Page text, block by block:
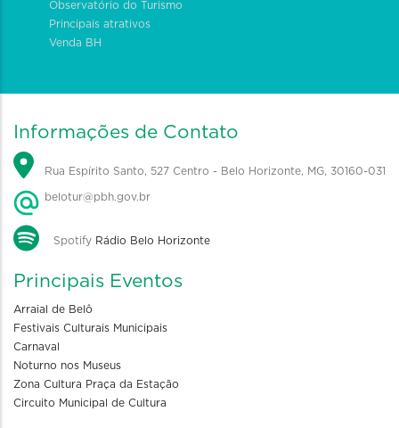
Observatório do Turismo
Principais atrativos
Venda BH
Informações de Contato
Rua Espírito Santo, 527 Centro - Belo Horizonte, MG, 30160-031
belotur@pbh.gov.br
Spotify Rádio Belo Horizonte
Principais Eventos
Arraial de Belô
Festivais Culturais Municipais
Carnaval
Noturno nos Museus
Zona Cultura Praça da Estação
Circuito Municipal de Cultura